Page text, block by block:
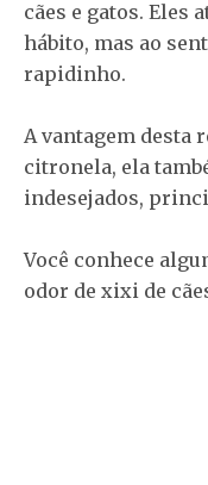
cães e gatos. Eles
hábito, mas ao
rapidinho.
A vantagem desta
citronela, ela
indesejados,
Você conhece
odor de xixi de